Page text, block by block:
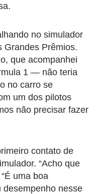
no simulador
Grandes Prêmios.
que acompanhei
1 — não teria
no carro se
um dos pilotos
não precisar fazer
contato de
“Acho que
uma boa
desempenho nesse